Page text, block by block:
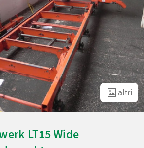
altri
LT15 Wide